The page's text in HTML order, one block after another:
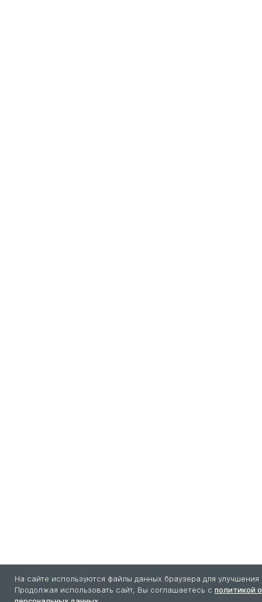
На сайте используются файлы данных браузера для улучшения
Продолжая использовать сайт, Вы соглашаетесь с политикой